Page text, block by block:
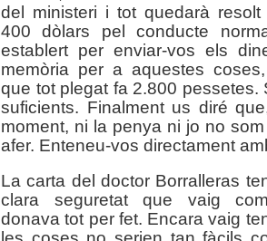
del ministeri i tot quedarà resolt
400 dòlars pel conducte
establert per enviar-vos els
memòria per a aquestes
que tot plegat fa 2.800 pessetes.
suficients. Finalment us diré
moment, ni la penya ni jo no
afer. Enteneu-vos directament
La carta del doctor Borralleras
clara seguretat que vaig
donava tot per fet. Encara vaig